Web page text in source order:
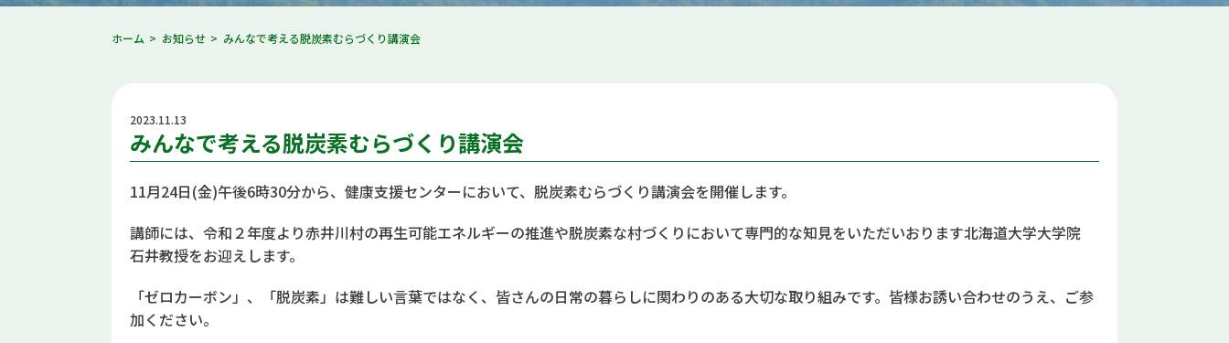
ホーム お知らせ みんなで考える脱炭素むらづくり講演会
2023.11.13
みんなで考える脱炭素むらづくり講演会
11月24日(金)午後6時30分から、健康支援センターにおいて、脱炭素むらづくり講演会を開催します。
講師には、令和２年度より赤井川村の再生可能エネルギーの推進や脱炭素な村づくりにおいて専門的な知見をいただいおります北海道大学大学院
石井教授をお迎えします。
「ゼロカーボン」、「脱炭素」は難しい言葉ではなく、皆さんの日常の暮らしに関わりのある大切な取り組みです。皆様お誘い合わせのうえ、ご参
加ください。